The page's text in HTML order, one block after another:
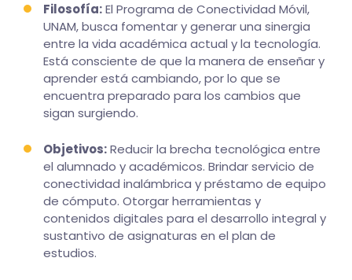
Filosofía:El Programa de Conectividad Móvil,
UNAM, busca fomentar y generar una sinergia
entre la vida académica actual y la tecnología.
Está consciente de que la manera de enseñar y
aprender está cambiando, por lo que se
encuentra preparado para los cambios que
sigan surgiendo.
Objetivos:Reducir la brecha tecnológica entre
el alumnado y académicos. Brindar servicio de
conectividad inalámbrica y préstamo de equipo
de cómputo. Otorgar herramientas y
contenidos digitales para el desarrollo integral y
sustantivo de asignaturas en el plan de
estudios.